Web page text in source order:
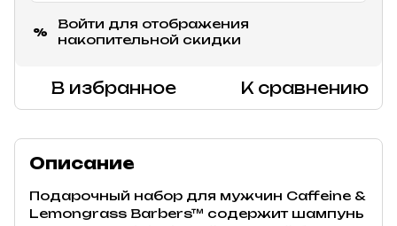
%
Войти для отображения
накопительной скидки
В избранное К сравнению
Описание
Подарочный набор для мужчин Caffeine &
Lemongrass Barbers™ содержит шампунь